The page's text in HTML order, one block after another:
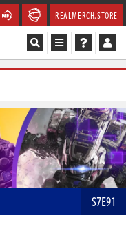
REALMERCH.STORE
S7E91